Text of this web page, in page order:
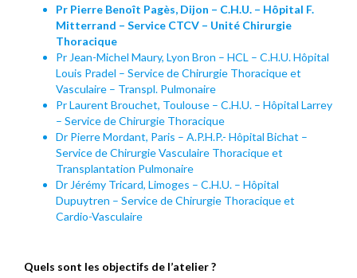
Pr Pierre Benoît Pagès, Dijon – C.H.U. – Hôpital F.
Mitterrand – Service CTCV – Unité Chirurgie
Thoracique
Pr Jean-Michel Maury, Lyon Bron – HCL – C.H.U. Hôpital
Louis Pradel – Service de Chirurgie Thoracique et
Vasculaire – Transpl. Pulmonaire
Pr Laurent Brouchet, Toulouse – C.H.U. – Hôpital Larrey
– Service de Chirurgie Thoracique
Dr Pierre Mordant, Paris – A.P.H.P.- Hôpital Bichat –
Service de Chirurgie Vasculaire Thoracique et
Transplantation Pulmonaire
Dr Jérémy Tricard, Limoges – C.H.U. – Hôpital
Dupuytren – Service de Chirurgie Thoracique et
Cardio-Vasculaire
Quels sont les objectifs de l’atelier ?